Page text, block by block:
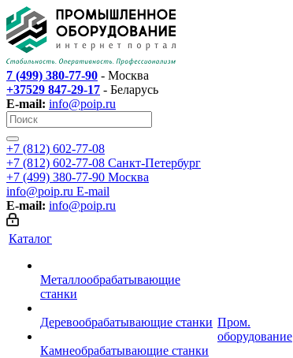
7 (499) 380-77-90 - Москва
+37529 847-29-17 - Беларусь
E-mail: info@poip.ru
+7 (812) 602-77-08
+7 (812) 602-77-08 Санкт-Петербург
+7 (499) 380-77-90 Москва
info@poip.ru E-mail
E-mail: info@poip.ru
Каталог
Металлообрабатывающие
станки
Деревообрабатывающие станки
Камнеобрабатывающие станки
Пром.
оборудование